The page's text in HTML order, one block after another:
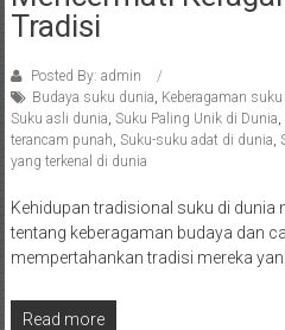
Tradisi
Posted By: admin
Budaya suku dunia, Keberagaman
Suku asli dunia, Suku Paling Unik di Dunia,
terancam punah, Suku-suku adat di dunia,
yang terkenal di dunia
Kehidupan tradisional suku di
tentang keberagaman budaya dan
mempertahankan tradisi mereka
Read more